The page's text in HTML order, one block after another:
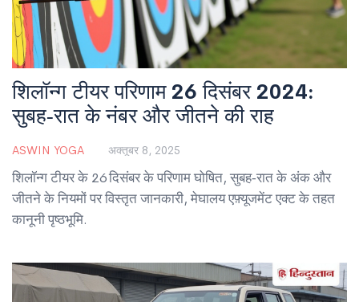
शिलॉन्ग टीयर परिणाम 26 दिसंबर 2024:
सुबह‑रात के नंबर और जीतने की राह
ASWIN YOGA अक्तूबर 8, 2025
शिलॉन्ग टीयर के 26 दिसंबर के परिणाम घोषित, सुबह‑रात के अंक और
जीतने के नियमों पर विस्तृत जानकारी, मेघालय एफ़्यूजमेंट एक्ट के तहत
कानूनी पृष्ठभूमि.